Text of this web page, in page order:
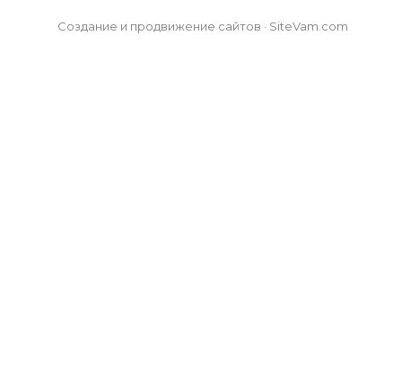
Создание и продвижение сайтов · SiteVam.com